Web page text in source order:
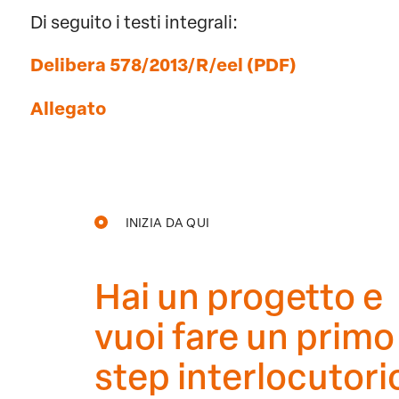
Di seguito i testi integrali:
Delibera 578/2013/R/eel (PDF)
Allegato
INIZIA DA QUI
Hai un progetto e
vuoi fare un primo
step